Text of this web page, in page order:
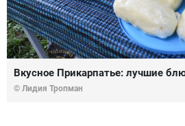
Вкусное Прикарпатье: лучшие
© Лидия Тропман